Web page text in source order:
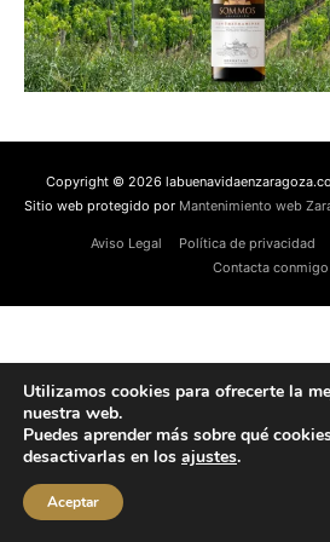
Copyright © 2026
Sitio web protegido por Mantenimiento web
Aviso Legal Política de privacidad
Contacta conmigo
Utilizamos cookies para ofrecerte la
nuestra web.
Puedes aprender más sobre qué
desactivarlas en los ajustes.
Aceptar